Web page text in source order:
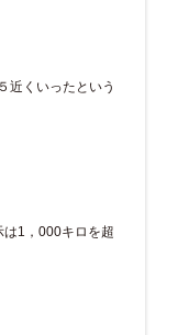
近くいったという
1，000キロを超